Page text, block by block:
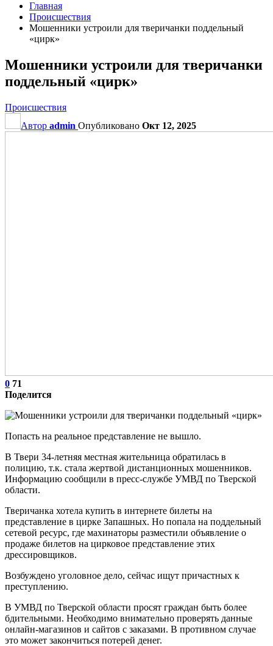
Главная
Происшествия
Мошенники устроили для тверичанки поддельный
«цирк»
Мошенники устроили для тверичанки
поддельный «цирк»
Происшествия
Автор admin Опубликовано Окт 12, 2025
0 71
Поделится
Попасть на реальное представление не вышло.
В Твери 34-летняя местная жительница обратилась в
полицию, т.к. стала жертвой дистанционных мошенников.
Информацию сообщили в пресс-службе УМВД по Тверской
области.
Тверичанка хотела купить в интернете билеты на
представление в цирке Запашных. Но попала на поддельный
сетевой ресурс, где махинаторы разместили объявление о
продаже билетов на цирковое представление этих
дрессировщиков.
Возбуждено уголовное дело, сейчас ищут причастных к
преступлению.
В УМВД по Тверской области просят граждан быть более
бдительными. Необходимо внимательно проверять данные
онлайн-магазинов и сайтов с заказами. В противном случае
это может закончиться потерей денег.